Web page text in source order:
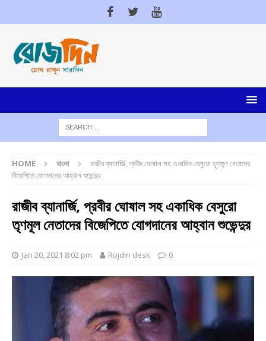
HOME বাংলা
রাজীব ব্যানার্জি, প্রবীর ঘোষাল সহ একাধিক বেসুরো তৃণমূল নেতাদের
বিজেপিতে যোগদানের আহ্বান শুভেন্দুর
রাজীব ব্যানার্জি, প্রবীর ঘোষাল সহ একাধিক বেসুরো
তৃণমূল নেতাদের বিজেপিতে যোগদানের আহ্বান শুভেন্দুর
Jan 20, 2021 8:02 pm Rojdin desk 0